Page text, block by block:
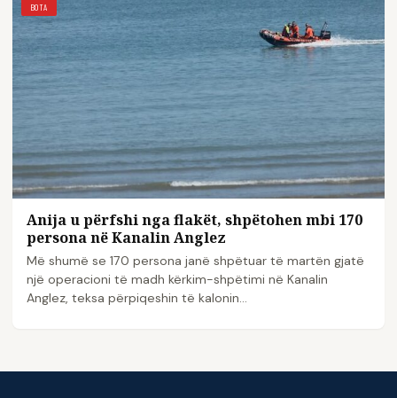
BOTA
Anija u përfshi nga flakët, shpëtohen mbi 170
persona në Kanalin Anglez
Më shumë se 170 persona janë shpëtuar të martën gjatë
një operacioni të madh kërkim-shpëtimi në Kanalin
Anglez, teksa përpiqeshin të kalonin…